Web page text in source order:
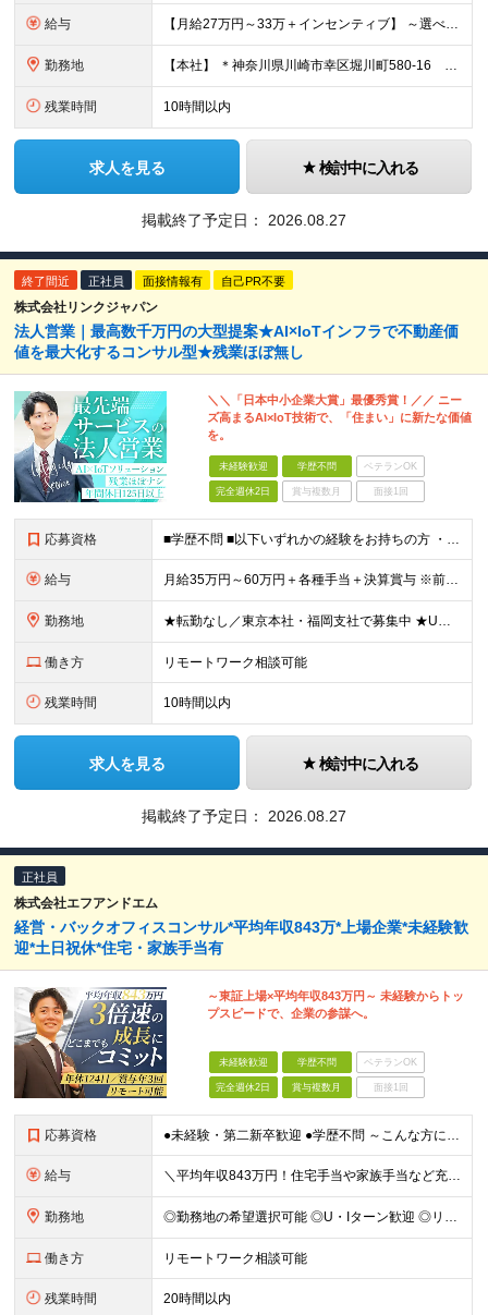
給与 【⽉給27万円～33万＋インセンティブ】 ～選べる給与制度～ 固定給とインセンティブの割合を選択することが可能◎ ⾯接時にご相談可能です！ ￣￣￣￣￣￣￣￣￣￣￣￣￣￣￣￣￣￣￣ 月収27万円の場合
勤務地 【本社】 ＊神奈川県川崎市幸区堀川町580-16 川崎テックセンター9階 ※転勤はありません ※受動喫煙対策あり(オフィス内分煙)
残業時間 10時間以内
求人を見る 検討中に入れる
掲載終了予定日： 2026.08.27
終了間近 正社員 面接情報有 自己PR不要
株式会社リンクジャパン
法人営業｜最高数千万円の大型提案★AI×IoTインフラで不動産価
値を最大化するコンサル型★残業ほぼ無し
＼＼「日本中小企業大賞」最優秀賞！／／ ニー
ズ高まるAI×IoT技術で、「住まい」に新たな価値
を。
未経験歓迎 学歴不問 ベテランOK
完全週休2日 賞与複数月 面接1回
応募資格 ■学歴不問 ■以下いずれかの経験をお持ちの方 ・法人営業経験がある方(最低1年以上) ・不動産業界経験がある方（業界経験があれば、営業未経験でもOK） ～このような方にオススメです～ ◎最新技術や新
給与 月給35万円～60万円＋各種手当＋決算賞与 ※前職給与や経験・スキルを考慮の上、決定いたします。 ※3ヶ月の試用期間あり（期間中は契約社員雇用、給与等条件の変動なし）。 ※年齢や入社年数に関係なく、
勤務地 ★転勤なし／東京本社・福岡支社で募集中 ★U・Iターン歓迎 ▼東京本社 東京都港区芝浦2-17-12 第四田町ビル2F/3F ▼福岡支店 福岡県福岡市博多区博多駅東2-9-5 池松ビル3F/4F
働き方 リモートワーク相談可能
残業時間 10時間以内
求人を見る 検討中に入れる
掲載終了予定日： 2026.08.27
正社員
株式会社エフアンドエム
経営・バックオフィスコンサル*平均年収843万*上場企業*未経験歓
迎*土日祝休*住宅・家族手当有
～東証上場×平均年収843万円～ 未経験からトッ
プスピードで、企業の参謀へ。
未経験歓迎 学歴不問 ベテランOK
完全週休2日 賞与複数月 面接1回
応募資格 ●未経験・第二新卒歓迎 ●学歴不問 ～こんな方にピッタリ～ ・一生モノの専門スキルを身につけたい方 ・自身の市場価値を高めたい方 ・チームで協力しながら業務に取り組みたい方 ・目標に向かって仕事に取
給与 ＼平均年収843万円！住宅手当や家族手当など充実した福利厚生／ 月給25万円〜40万円＋賞与年2回＋決算賞与 ■住宅手当について ・東京本社勤務／月6万6000円 ・大阪本社勤務／月4万4000円
勤務地 ◎勤務地の希望選択可能 ◎U・Iターン歓迎 ◎リモートワーク相談可能 ＜下記いずれかでの勤務です＞ ■大阪本社 大阪府吹田市江坂町1-23-38 F&Mビル ■東京本社 東京都中央区京橋1-2-5
働き方 リモートワーク相談可能
残業時間 20時間以内